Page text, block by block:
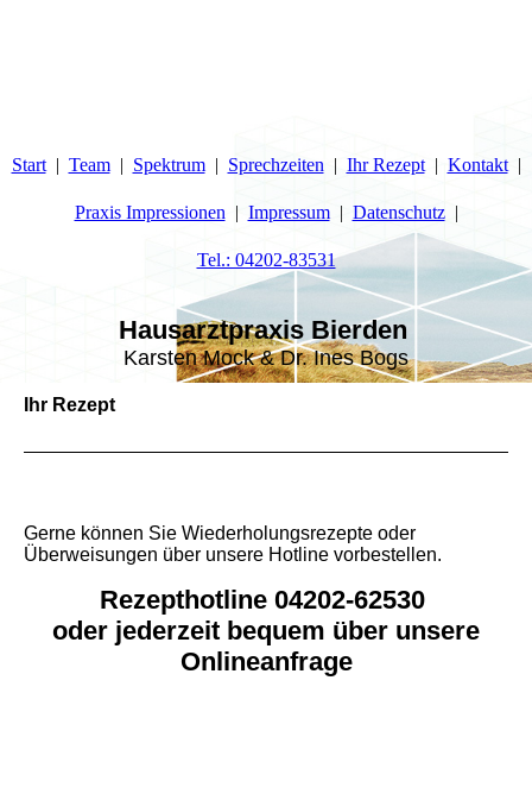
Start Team Spektrum Sprechzeiten Ihr Rezept Kontakt
Praxis Impressionen Impressum Datenschutz
Tel.: 04202-83531
Hausarztpraxis Bierden
Karsten Mock & Dr. Ines Bogs
Ihr Rezept
Gerne können Sie Wiederholungsrezepte oder
Überweisungen über unsere Hotline vorbestellen.
Rezepthotline 04202-62530
oder jederzeit bequem über unsere
Onlineanfrage